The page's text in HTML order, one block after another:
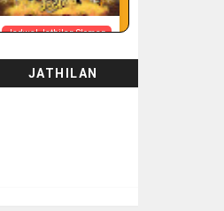
Jadwal Jathilan Sleman
Turonggo Mudho
Budoyo
📅 Besok (8/8)
JATHILAN